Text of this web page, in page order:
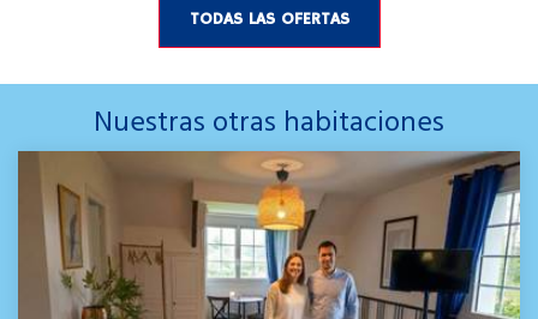
TODAS LAS OFERTAS
Nuestras otras habitaciones